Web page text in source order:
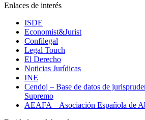
Enlaces de interés
ISDE
Economist&Jurist
Confilegal
Legal Touch
El Derecho
Noticias Jurídicas
INE
Cendoj – Base de datos de
Supremo
AEAFA – Asociación Española de